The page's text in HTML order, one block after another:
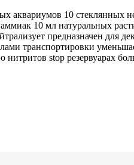
аквариумов 10 стеклянных
аммиак 10 мл натуральных
предназначен для
транспортировки
нитритов stop резервуарах